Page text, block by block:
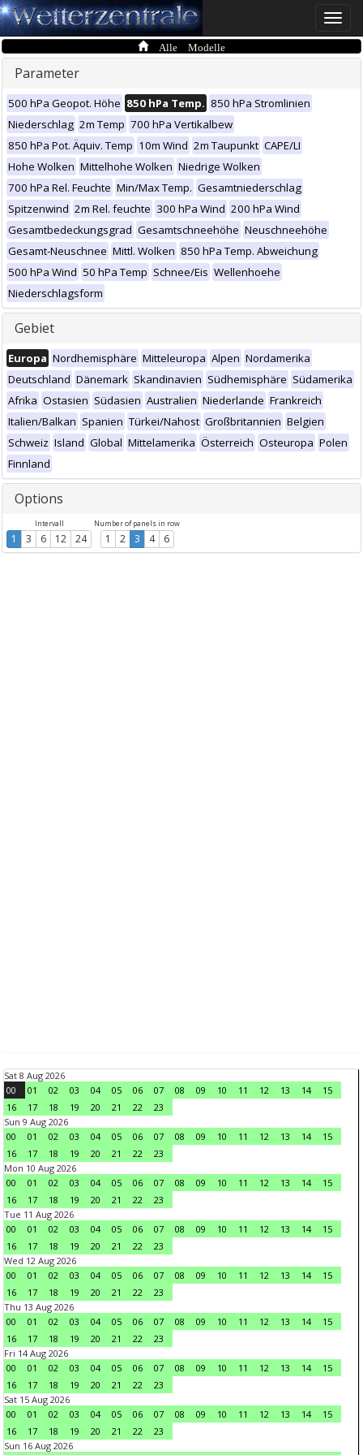
Toggle
Alle Modelle
Parameter
500 hPa Geopot. Höhe 850 hPa Temp. 850 hPa Stromlinien
Niederschlag 2m Temp 700 hPa Vertikalbew
850 hPa Pot. Äquiv. Temp 10m Wind 2m Taupunkt CAPE/LI
Hohe Wolken Mittelhohe Wolken Niedrige Wolken
700 hPa Rel. Feuchte Min/Max Temp. Gesamtniederschlag
Spitzenwind 2m Rel. feuchte 300 hPa Wind 200 hPa Wind
Gesamtbedeckungsgrad Gesamtschneehöhe Neuschneehöhe
Gesamt-Neuschnee Mittl. Wolken 850 hPa Temp. Abweichung
500 hPa Wind 50 hPa Temp Schnee/Eis Wellenhoehe
Niederschlagsform
Gebiet
Europa Nordhemisphäre Mitteleuropa Alpen Nordamerika
Deutschland Dänemark Skandinavien Südhemisphäre Südamerika
Afrika Ostasien Südasien Australien Niederlande Frankreich
Italien/Balkan Spanien Türkei/Nahost Großbritannien Belgien
Schweiz Island Global Mittelamerika Österreich Osteuropa Polen
Finnland
Options
Intervall
1 3 6 12 24
Number of panels in row
1 2 3 4 6
Sat 8 Aug 2026
00
01 02 03 04 05 06 07 08 09 10 11 12 13 14
15
16
17 18 19 20 21 22
23
Sun 9 Aug 2026
00
01 02 03 04 05 06 07 08 09 10 11 12 13 14
15
16
17 18 19 20 21 22
23
Mon 10 Aug 2026
00
01 02 03 04 05 06 07 08 09 10 11 12 13 14
15
16
17 18 19 20 21 22
23
Tue 11 Aug 2026
00
01 02 03 04 05 06 07 08 09 10 11 12 13 14
15
16
17 18 19 20 21 22
23
Wed 12 Aug 2026
00
01 02 03 04 05 06 07 08 09 10 11 12 13 14
15
16
17 18 19 20 21 22
23
Thu 13 Aug 2026
00
01 02 03 04 05 06 07 08 09 10 11 12 13 14
15
16
17 18 19 20 21 22
23
Fri 14 Aug 2026
00
01 02 03 04 05 06 07 08 09 10 11 12 13 14
15
16
17 18 19 20 21 22
23
Sat 15 Aug 2026
00
01 02 03 04 05 06 07 08 09 10 11 12 13 14
15
16
17 18 19 20 21 22
23
Sun 16 Aug 2026